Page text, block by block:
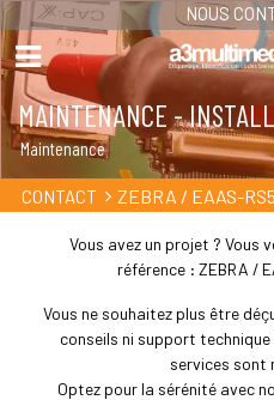
NOUS
MAINTENANCE -
Maintenance
CONTACT ZEBRA / EAAS-
Vous avez un projet ? Vous
référence : ZEBRA /
Vous ne souhaitez plus être
conseils ni support technique
services sont
Optez pour la sérénité avec